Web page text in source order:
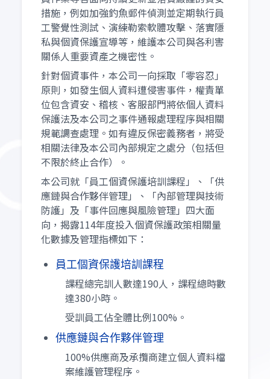
措施，例如加強釣魚郵件偵測並定期執行員
工警覺性測試、演練勒索軟體攻擊、落實隱
私與個資保護宣導等，維護本公司與各利害
關係人重要資產之機密性。
針對個資事件，本公司一向採取「零容忍」
原則，如發生個人資料遭侵害事件，權責單
位包含資安、稽核、客服部門將依個人資料
保護法及本公司之事件通報處理程序與相關
規範調查處理。如有違反保密義務者，將受
相關法律及本公司內部規定之處分（包括但
不限於終止合作）。
本公司就「員工個資保護培訓課程」、「供
應鏈與合作夥伴管理」、「內部管理與技術
防護」及「事件回應與風險管理」四大面
向，揭露114年度投入個資保護政策相關量
化數據及管理指標如下：
員工個資保護培訓課程
課程總完訓人數達190人，課程總時數
達380小時。
受訓員工佔全體比例100%。
供應鏈與合作夥伴管理
100%供應商及承攬商建立個人資料檔
案維護管理程序。